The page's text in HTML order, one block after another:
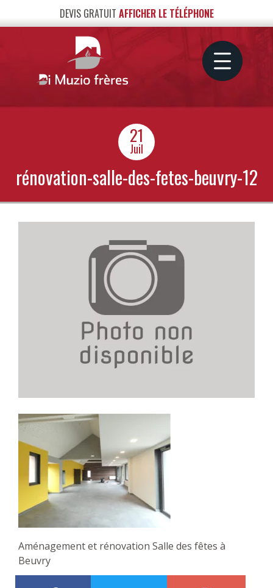
DEVIS GRATUIT AFFICHER LE TÉLÉPHONE
21
Juil
rénovation-salle-des-fetes-beuvry-12
Aménagement et rénovation Salle des fêtes à
Beuvry